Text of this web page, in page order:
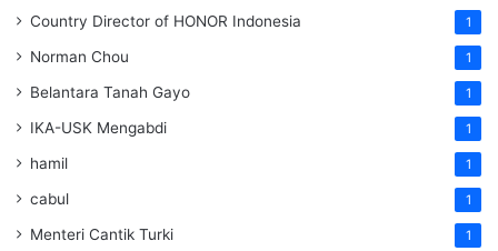
Country Director of HONOR Indonesia 1
Norman Chou 1
Belantara Tanah Gayo 1
IKA-USK Mengabdi 1
hamil 1
cabul 1
Menteri Cantik Turki 1